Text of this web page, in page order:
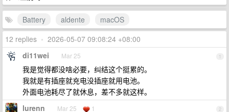
Battery aldente
macOS
12 replies • 2026-05-07 09:08:24 +08:00
1
di11wei Mar 25
我是觉得都没啥必要，纠结这个挺累的。
我就是有插座就充电没插座就用电池。
外面电池耗尽了就休息，差不多就这样。
2
lurenn Mar 25 1